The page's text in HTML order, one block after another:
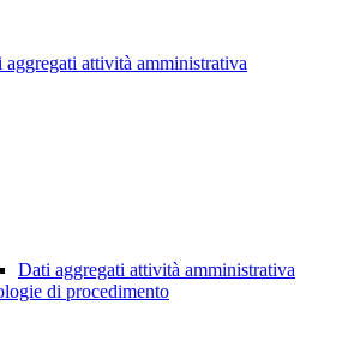
aggregati attività amministrativa
Dati aggregati attività amministrativa
di procedimento